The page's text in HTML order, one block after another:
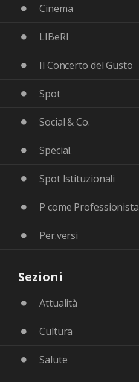
Cinema
LIBeRI
Il Concerto del Gusto
Spot
Social & Co.
Special.
Spot Istituzionali
P come Professionista
Per.versi
Sezioni
Attualità
Cultura
Salute